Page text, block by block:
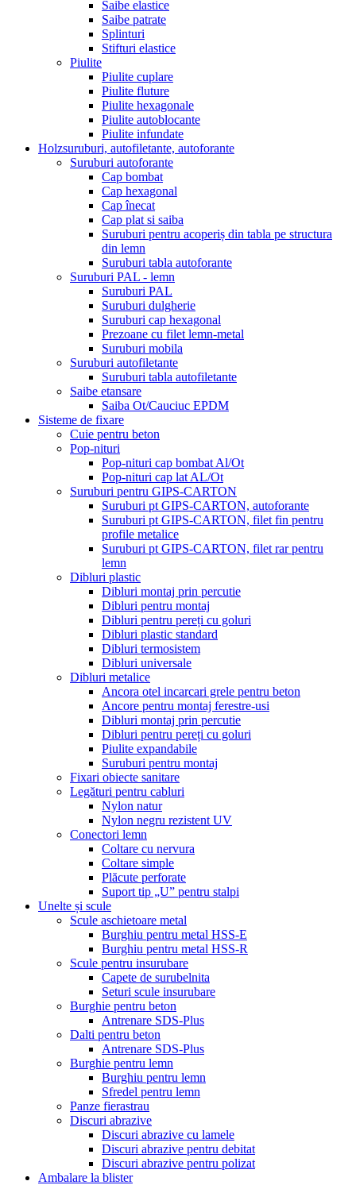
Saibe elastice
Saibe patrate
Splinturi
Stifturi elastice
Piulite
Piulite cuplare
Piulite fluture
Piulite hexagonale
Piulite autoblocante
Piulite infundate
Holzsuruburi, autofiletante, autoforante
Suruburi autoforante
Cap bombat
Cap hexagonal
Cap înecat
Cap plat si saiba
Suruburi pentru acoperiș din tabla pe structura
din lemn
Suruburi tabla autoforante
Suruburi PAL - lemn
Suruburi PAL
Suruburi dulgherie
Suruburi cap hexagonal
Prezoane cu filet lemn-metal
Suruburi mobila
Suruburi autofiletante
Suruburi tabla autofiletante
Saibe etansare
Saiba Ot/Cauciuc EPDM
Sisteme de fixare
Cuie pentru beton
Pop-nituri
Pop-nituri cap bombat Al/Ot
Pop-nituri cap lat AL/Ot
Suruburi pentru GIPS-CARTON
Suruburi pt GIPS-CARTON, autoforante
Suruburi pt GIPS-CARTON, filet fin pentru
profile metalice
Suruburi pt GIPS-CARTON, filet rar pentru
lemn
Dibluri plastic
Dibluri montaj prin percutie
Dibluri pentru montaj
Dibluri pentru pereți cu goluri
Dibluri plastic standard
Dibluri termosistem
Dibluri universale
Dibluri metalice
Ancora otel incarcari grele pentru beton
Ancore pentru montaj ferestre-usi
Dibluri montaj prin percutie
Dibluri pentru pereți cu goluri
Piulite expandabile
Suruburi pentru montaj
Fixari obiecte sanitare
Legături pentru cabluri
Nylon natur
Nylon negru rezistent UV
Conectori lemn
Coltare cu nervura
Coltare simple
Plăcute perforate
Suport tip „U” pentru stalpi
Unelte și scule
Scule aschietoare metal
Burghiu pentru metal HSS-E
Burghiu pentru metal HSS-R
Scule pentru insurubare
Capete de surubelnita
Seturi scule insurubare
Burghie pentru beton
Antrenare SDS-Plus
Dalti pentru beton
Antrenare SDS-Plus
Burghie pentru lemn
Burghiu pentru lemn
Sfredel pentru lemn
Panze fierastrau
Discuri abrazive
Discuri abrazive cu lamele
Discuri abrazive pentru debitat
Discuri abrazive pentru polizat
Ambalare la blister